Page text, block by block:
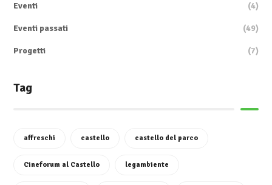
Eventi (4)
Eventi passati (49)
Progetti (7)
Tag
affreschi castello castello del parco
Cineforum al Castello legambiente